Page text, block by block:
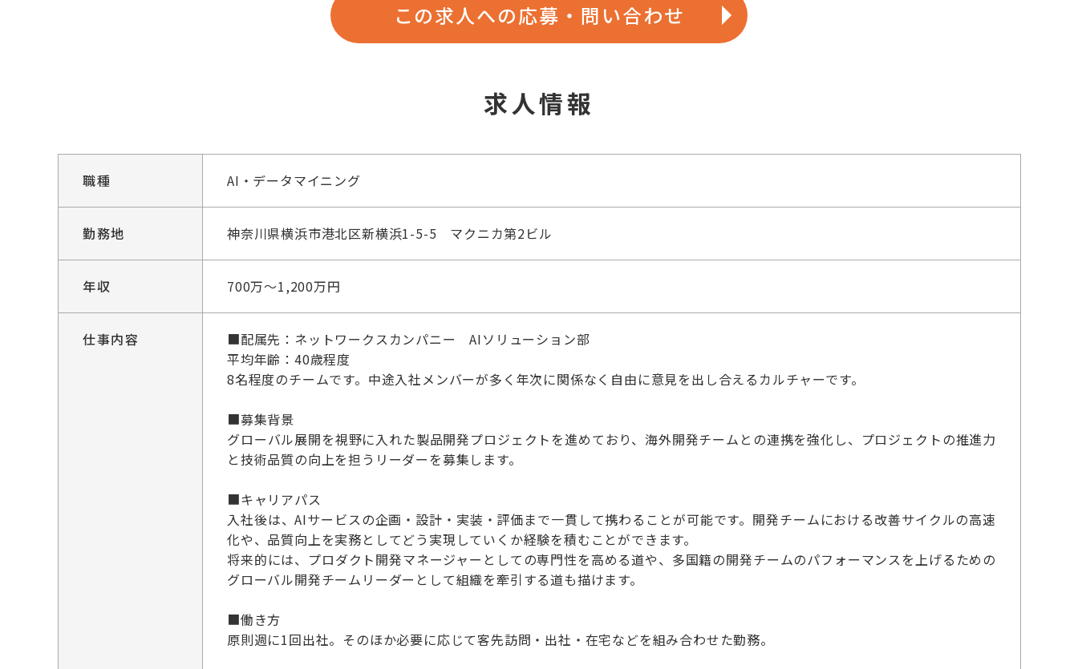
この求人への応募・問い合わせ
求人情報
職種 AI・データマイニング
勤務地 神奈川県横浜市港北区新横浜1-5-5 マクニカ第2ビル
年収 700万～1,200万円
仕事内容
■配属先：ネットワークスカンパニー AIソリューション部
平均年齢：40歳程度
8名程度のチームです。中途入社メンバーが多く年次に関係なく自由に意見を出し合えるカルチャーです。
■募集背景
グローバル展開を視野に入れた製品開発プロジェクトを進めており、海外開発チームとの連携を強化し、プロジェクトの推進力
と技術品質の向上を担うリーダーを募集します。
■キャリアパス
入社後は、AIサービスの企画・設計・実装・評価まで一貫して携わることが可能です。開発チームにおける改善サイクルの高速
化や、品質向上を実務としてどう実現していくか経験を積むことができます。
将来的には、プロダクト開発マネージャーとしての専門性を高める道や、多国籍の開発チームのパフォーマンスを上げるための
グローバル開発チームリーダーとして組織を牽引する道も描けます。
■働き方
原則週に1回出社。そのほか必要に応じて客先訪問・出社・在宅などを組み合わせた勤務。